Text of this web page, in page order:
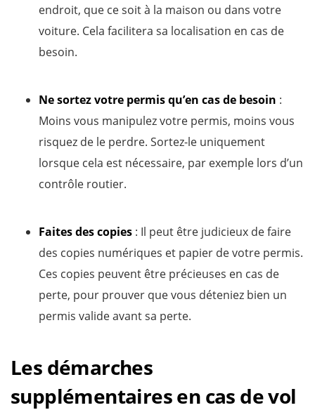
endroit, que ce soit à la maison ou dans votre
voiture. Cela facilitera sa localisation en cas de
besoin.
Ne sortez votre permis qu’en cas de besoin :
Moins vous manipulez votre permis, moins vous
risquez de le perdre. Sortez-le uniquement
lorsque cela est nécessaire, par exemple lors d’un
contrôle routier.
Faites des copies : Il peut être judicieux de faire
des copies numériques et papier de votre permis.
Ces copies peuvent être précieuses en cas de
perte, pour prouver que vous déteniez bien un
permis valide avant sa perte.
Les démarches
supplémentaires en cas de vol